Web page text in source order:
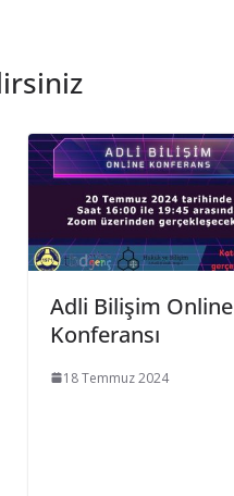
Adli Bilişim Online
Konferansı
18 Temmuz 2024